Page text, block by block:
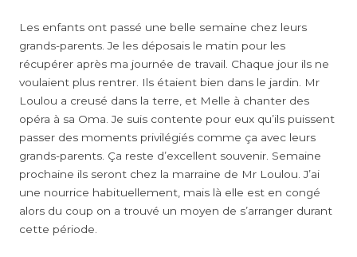
Les enfants ont passé une belle semaine chez leurs
grands-parents. Je les déposais le matin pour les
récupérer après ma journée de travail. Chaque jour ils ne
voulaient plus rentrer. Ils étaient bien dans le jardin. Mr
Loulou a creusé dans la terre, et Melle à chanter des
opéra à sa Oma. Je suis contente pour eux qu’ils puissent
passer des moments privilégiés comme ça avec leurs
grands-parents. Ça reste d’excellent souvenir. Semaine
prochaine ils seront chez la marraine de Mr Loulou. J’ai
une nourrice habituellement, mais là elle est en congé
alors du coup on a trouvé un moyen de s’arranger durant
cette période.